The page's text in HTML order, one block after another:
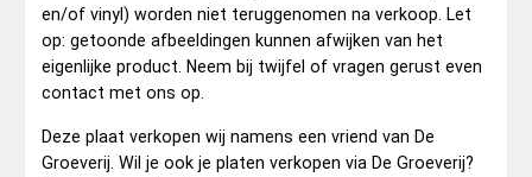
en/of vinyl) worden niet teruggenomen na verkoop. Let
op: getoonde afbeeldingen kunnen afwijken van het
eigenlijke product. Neem bij twijfel of vragen gerust even
contact met ons op.
Deze plaat verkopen wij namens een vriend van De
Groeverij. Wil je ook je platen verkopen via De Groeverij?